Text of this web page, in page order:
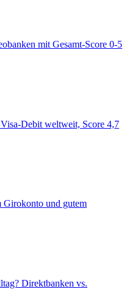
mit Gesamt-Score 0-5
Debit weltweit, Score 4,7
Girokonto und gutem
Direktbanken vs.